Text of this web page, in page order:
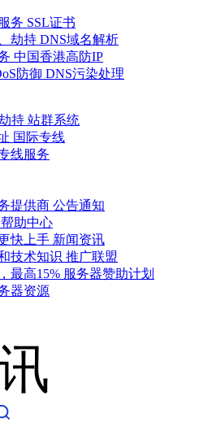
务 SSL证书
劫持 DNS域名解析
中国香港高防IP
防御 DNS污染处理
持 站群系统
国际专线
线服务
提供商 公告通知
帮助中心
快上手 新闻资讯
技术知识 推广联盟
最高15% 服务器赞助计划
器资源